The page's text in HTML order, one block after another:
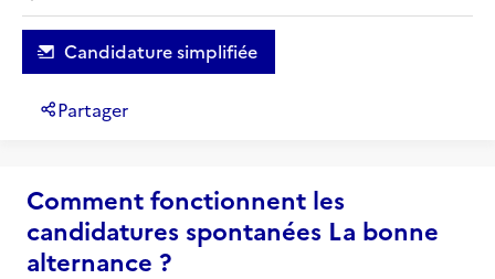
Candidature simplifiée
Partager
Comment fonctionnent les
candidatures spontanées La bonne
alternance ?